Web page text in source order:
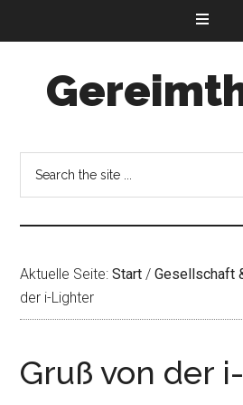
Aktuelle Seite:Start / Gesellschaft
der i-Lighter
Gruß von der